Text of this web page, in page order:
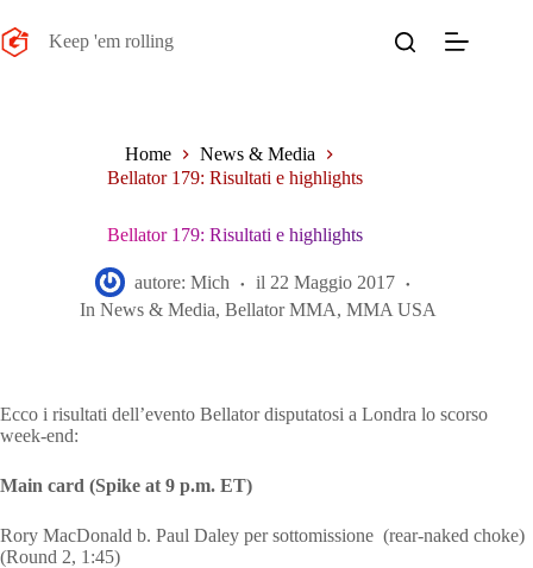
al
contenuto
Keep 'em rolling
Home
News & Media
Bellator 179: Risultati e highlights
Bellator 179: Risultati e highlights
autore: Mich il 22 Maggio 2017
In News & Media,Bellator MMA,MMA USA
Ecco i risultati dell’evento Bellator disputatosi a Londra lo scorso
week-end:
Main card (Spike at 9 p.m. ET)
Rory MacDonald b. Paul Daley per sottomissione (rear-naked choke)
(Round 2, 1:45)